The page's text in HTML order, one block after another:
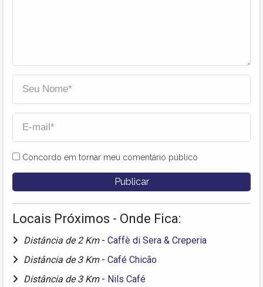
Concordo em tornar meu comentário público
Locais Próximos - Onde Fica:
Distância de 2 Km - Caffè di Sera & Creperia
Distância de 3 Km - Café Chicão
Distância de 3 Km - Nils Café